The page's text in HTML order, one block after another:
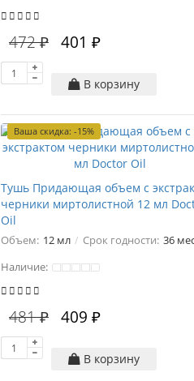
472 ₽ 401 ₽
В корзину
Ваша скидка: -15%
Тушь Придающая объем с
черники миртолистной 12 мл
Oil
Объем: 12 мл Срок годности: 36
Наличие:
481 ₽ 409 ₽
В корзину